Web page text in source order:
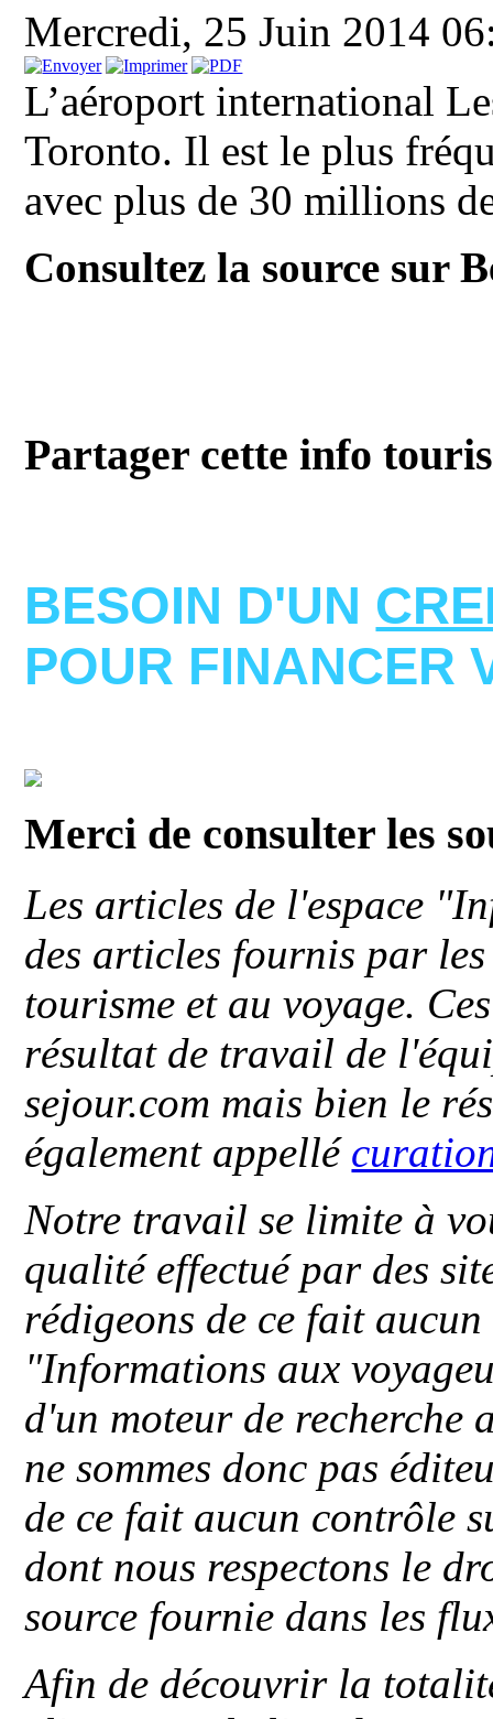
Mercredi, 25 Juin 2014
L’aéroport international
Toronto. Il est le plus
avec plus de 30 millions
Consultez la source sur
Partager cette info
BESOIN D'UN
POUR FINANCER
Merci de consulter les
Les articles de l'espace
des articles fournis par
tourisme et au voyage.
résultat de travail de
sejour.com mais bien le
également appellé
Notre travail se limite à
qualité effectué par des
rédigeons de ce fait
"Informations aux
d'un moteur de recherche
ne sommes donc pas
de ce fait aucun contrôle
dont nous respectons le
source fournie dans les
Afin de découvrir la